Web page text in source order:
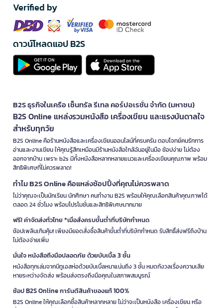
Verified by
ดาวน์โหลดแอป B2S
B2S ธุรกิจในเครือ เซ็นทรัล รีเทล คอร์ปอเรชั่น จำกัด (มหาชน)
B2S Online แหล่งรวมหนังสือ เครื่องเขียน และแรงบันดาลใจ
สำหรับทุกวัย
B2S Online คือร้านหนังสือและเครื่องเขียนออนไลน์ที่ครบครัน ตอบโจทย์คนรักการ
อ่านและงานเขียน ให้คุณรู้สึกเหมือนมีร้านหนังสือใกล้ฉันอยู่ในมือ ช้อปง่าย ไม่ต้อง
ออกจากบ้าน เพราะ b2s มีทั้งหนังสือหลากหลายแนวและเครื่องเขียนคุณภาพ พร้อม
สิทธิพิเศษที่ไม่ควรพลาด!
ทำไม B2S Online คือแหล่งช้อปปิ้งที่คุณไม่ควรพลาด
ไม่ว่าคุณจะเป็นนักเรียน นักศึกษา คนทำงาน B2S พร้อมให้คุณเลือกสินค้าคุณภาพได้
ตลอด 24 ชั่วโมง พร้อมโปรโมชั่นและสิทธิพิเศษมากมาย
ฟรี! ค่าจัดส่งทั่วไทย *เมื่อสั่งครบขั้นต่ำที่บริษัทกำหนด
ช้อปเพลินเกินคุ้ม! เพียงมียอดสั่งซื้อสินค้าขั้นต่ำที่บริษัทกำหนด รับสิทธิ์ส่งฟรีถึงบ้าน
ไม่ต้องจ่ายเพิ่ม
มั่นใจ หนังสือถึงมือปลอดภัย ด้วยบับเบิ้ล 3 ชั้น
หนังสือทุกเล่มจากบีทูเอสห่อด้วยบับเบิ้ลหนาแน่นถึง 3 ชั้น หมดกังวลเรื่องความเสีย
หายระหว่างจัดส่ง พร้อมส่งตรงถึงมือคุณในสภาพสมบูรณ์
ช้อป B2S Online การันตีสินค้าของแท้ 100%
B2S Online ให้คุณเลือกซื้อสินค้าหลากหลาย ไม่ว่าจะเป็นหนังสือ เครื่องเขียน หรือ